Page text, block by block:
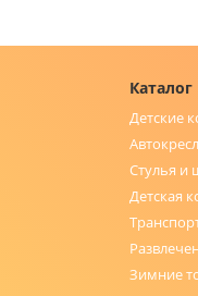
Каталог
Детские
Стулья и
Детская
Зимние